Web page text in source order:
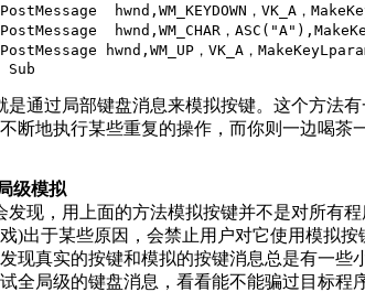
hwnd,WM_KEYDOWN，VK_A，
hwnd,WM_CHAR，
hwnd,WM_UP，VK_A，
Sub
通过局部键盘消息来模拟按键。这个方法
断地执行某些重复的操作，而你则一边喝茶
级模拟
现，用上面的方法模拟按键并不是对所有
)出于某些原因，会禁止用户对它使用模拟
现真实的按键和模拟的按键消息总是有一些
全局级的键盘消息，看看能不能骗过目标程序